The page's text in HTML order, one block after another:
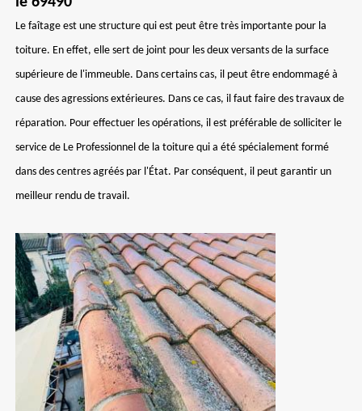
Le faîtage est une structure qui est peut être très importante pour la
toiture. En effet, elle sert de joint pour les deux versants de la surface
supérieure de l'immeuble. Dans certains cas, il peut être endommagé à
cause des agressions extérieures. Dans ce cas, il faut faire des travaux de
réparation. Pour effectuer les opérations, il est préférable de solliciter le
service de Le Professionnel de la toiture qui a été spécialement formé
dans des centres agréés par l'État. Par conséquent, il peut garantir un
meilleur rendu de travail.